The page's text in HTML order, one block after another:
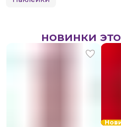
новинки